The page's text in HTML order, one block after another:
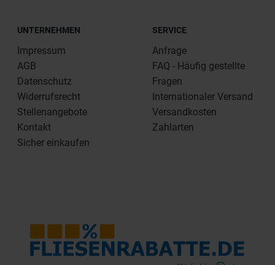
UNTERNEHMEN
Impressum
AGB
Datenschutz
Widerrufsrecht
Stellenangebote
Kontakt
Sicher einkaufen
SERVICE
Anfrage
FAQ - Häufig gestellte
Fragen
Internationaler Versand
Versandkosten
Zahlarten